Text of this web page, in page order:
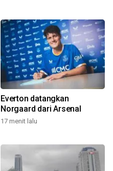
Everton datangkan
Norgaard dari Arsenal
17 menit lalu